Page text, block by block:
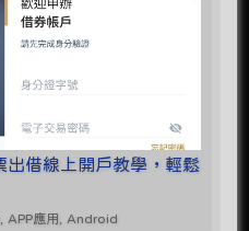
借線上開戶教學，輕鬆
APP應用, Android